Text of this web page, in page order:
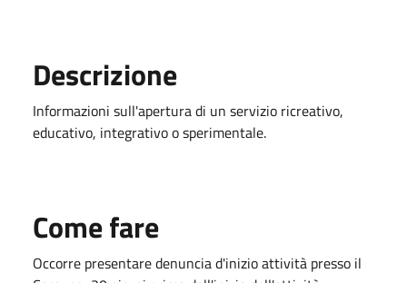
Descrizione
Informazioni sull'apertura di un servizio ricreativo,
educativo, integrativo o sperimentale.
Come fare
Occorre presentare denuncia d'inizio attività presso il